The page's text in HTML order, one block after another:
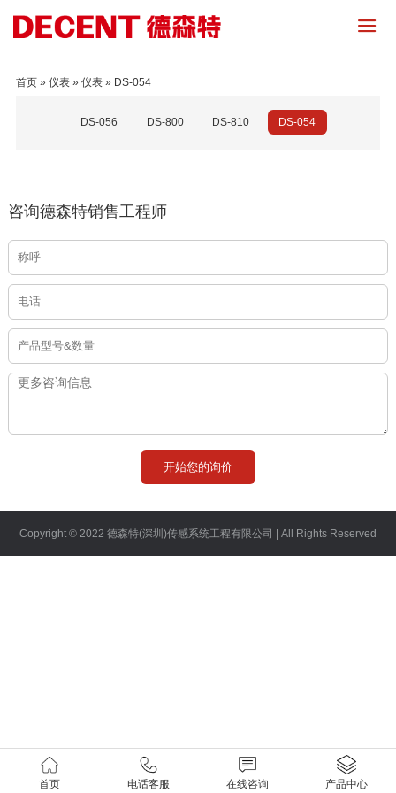
首页» 仪表» 仪表» DS-054
DS-056 DS-800 DS-810 DS-054
咨询德森特销售工程师
Copyright © 2022 德森特(深圳)传感系统工程有限公司 | All Rights Reserved
首页 电话客服 在线咨询 产品中心
登录 注册